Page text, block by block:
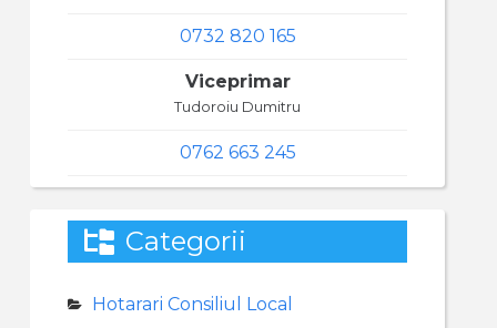
0732 820 165
Viceprimar
Tudoroiu Dumitru
0762 663 245
Categorii
Hotarari Consiliul Local